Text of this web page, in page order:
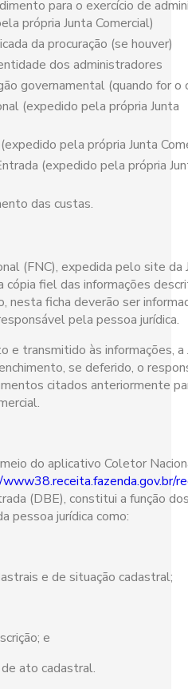
para o exercício de
própria Junta Comercial)
da procuração (se houver)
dos administradores
governamental (quando for o
(expedido pela própria Junta
pela própria Junta
(expedido pela própria
das custas.
(FNC), expedida pelo site da
cópia fiel das informações
nesta ficha deverão ser
pela pessoa jurídica.
e transmitido às informações, a
se deferido, o
citados anteriormente
do aplicativo Coletor
(DBE), constitui a função
pessoa jurídica como:
e de situação cadastral;
e
ato cadastral.